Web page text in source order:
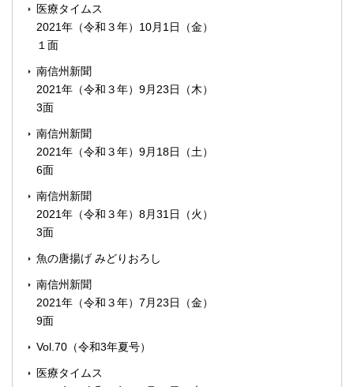
医療タイムス
2021年（令和３年）10月1日（金）
１面
南信州新聞
2021年（令和３年）9月23日（木）
3面
南信州新聞
2021年（令和３年）9月18日（土）
6面
南信州新聞
2021年（令和３年）8月31日（火）
3面
魚の唐揚げ みどりおろし
南信州新聞
2021年（令和３年）7月23日（金）
9面
Vol.70（令和3年夏号）
医療タイムス